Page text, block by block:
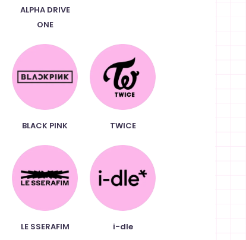
ALPHA DRIVE
ONE
BLACK PINK TWICE
LE SSERAFIM i-dle